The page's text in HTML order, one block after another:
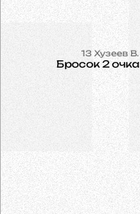
13 Хузеев В.
Бросок 2 очка